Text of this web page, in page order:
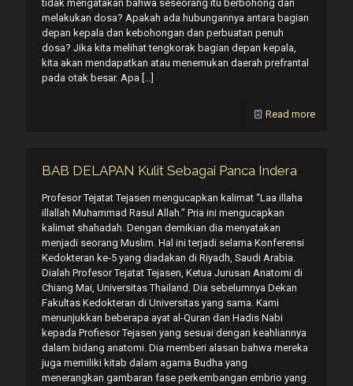
tidak mengatakan bahwa seseorang itu berbohong dan
melakukan dosa? Apakah ada hubungannya antara bagian
depan kepala dan kebohongan dan perbuatan penuh
dosa? Jika kita melihat tengkorak bagian depan kepala,
kita akan mendapatkan atau menemukan daerah prefrantal
pada otak besar. Apa […]
Read more
BAB DELAPAN Kulit Sebagai Panca Indera
Profesor Tejatat Tejasen mengucapkan kalimat “Laa illaha
illallah Muhammad Rasul Allah.” Pria ini mengucapkan
kalimat shahadah. Dengan demikian dia menyatakan
menjadi seorang Muslim. Hal ini terjadi selama Konferensi
Kedokteran ke-5 yang diadakan di Riyadh, Saudi Arabia.
Dialah Profesor Tejatat Tejasen, Ketua Jurusan Anatomi di
Chiang Mai, Universitas Thailand. Dia sebelumnya Dekan
Fakultas Kedokteran di Universitas yang sama. Kami
menunjukkan beberapa ayat al-Quran dan Hadis Nabi
kepada Profiesor Tejasen yang sesuai dengan keahliannya
dalam bidang anatomi. Dia memberi alasan bahwa mereka
juga memiliki kitab dalam agama Budha yang
menerangkan gambaran fase perkembangan embrio yang